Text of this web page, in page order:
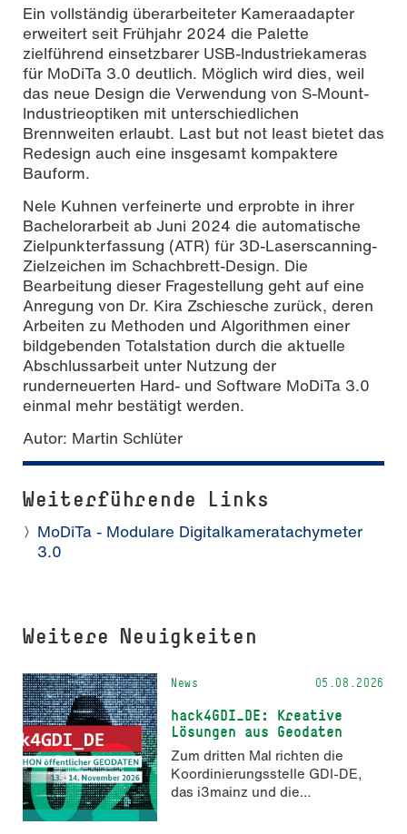
Ein vollständig überarbeiteter Kameraadapter
erweitert seit Frühjahr 2024 die Palette
zielführend einsetzbarer USB-Industriekameras
für MoDiTa 3.0 deutlich. Möglich wird dies, weil
das neue Design die Verwendung von S-Mount-
Industrieoptiken mit unterschiedlichen
Brennweiten erlaubt. Last but not least bietet das
Redesign auch eine insgesamt kompaktere
Bauform.
Nele Kuhnen verfeinerte und erprobte in ihrer
Bachelorarbeit ab Juni 2024 die automatische
Zielpunkterfassung (ATR) für 3D-Laserscanning-
Zielzeichen im Schachbrett-Design. Die
Bearbeitung dieser Fragestellung geht auf eine
Anregung von Dr. Kira Zschiesche zurück, deren
Arbeiten zu Methoden und Algorithmen einer
bildgebenden Totalstation durch die aktuelle
Abschlussarbeit unter Nutzung der
runderneuerten Hard- und Software MoDiTa 3.0
einmal mehr bestätigt werden.
Autor: Martin Schlüter
Weiterführende Links
MoDiTa - Modulare Digitalkameratachymeter
3.0
Weitere Neuigkeiten
News 05.08.2026
hack4GDI_DE: Kreative
Lösungen aus Geodaten
Zum dritten Mal richten die
Koordinierungsstelle GDI-DE,
das i3mainz und die